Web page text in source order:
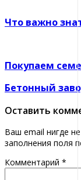
Что важно
Покупаем
Бетонный
Оставить
Ваш email нигде
заполнения поля
Комментарий *